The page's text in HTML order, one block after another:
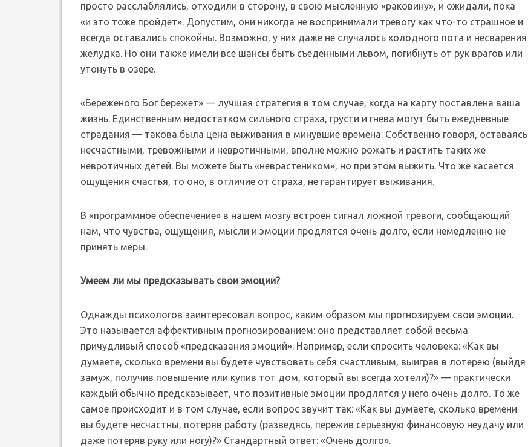
просто расслаблялись, отходили в сторону, в свою мысленную «раковину», и ожидали, пока
«и это тоже пройдет». Допустим, они никогда не воспринимали тревогу как что-то страшное и
всегда оставались спокойны. Возможно, у них даже не случалось холодного пота и несварения
желудка. Но они также имели все шансы быть съеденными львом, погибнуть от рук врагов или
утонуть в озере.
«Береженого Бог бережет» — лучшая стратегия в том случае, когда на карту поставлена ваша
жизнь. Единственным недостатком сильного страха, грусти и гнева могут быть ежедневные
страдания — такова была цена выживания в минувшие времена. Собственно говоря, оставаясь
несчастными, тревожными и невротичными, вполне можно рожать и растить таких же
невротичных детей. Вы можете быть «неврастеником», но при этом выжить. Что же касается
ощущения счастья, то оно, в отличие от страха, не гарантирует выживания.
В «программное обеспечение» в нашем мозгу встроен сигнал ложной тревоги, сообщающий
нам, что чувства, ощущения, мысли и эмоции продлятся очень долго, если немедленно не
принять меры.
Умеем ли мы предсказывать свои эмоции?
Однажды психологов заинтересовал вопрос, каким образом мы прогнозируем свои эмоции.
Это называется аффективным прогнозированием: оно представляет собой весьма
причудливый способ «предсказания эмоций». Например, если спросить человека: «Как вы
думаете, сколько времени вы будете чувствовать себя счастливым, выиграв в лотерею (выйдя
замуж, получив повышение или купив тот дом, который вы всегда хотели)?» — практически
каждый обычно предсказывает, что позитивные эмоции продлятся у него очень долго. То же
самое происходит и в том случае, если вопрос звучит так: «Как вы думаете, сколько времени
вы будете несчастны, потеряв работу (разведясь, пережив серьезную финансовую неудачу или
даже потеряв руку или ногу)?» Стандартный ответ: «Очень долго».